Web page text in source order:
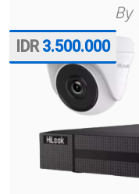
3.500.000